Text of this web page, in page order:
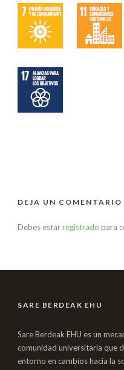
DEJA UN COMENTARIO
Debes estarregistrado para
SARE BERDEAK EHU
Sare Berdeak EHU es un
comunidad universitaria que
entorno en cambios hacia la